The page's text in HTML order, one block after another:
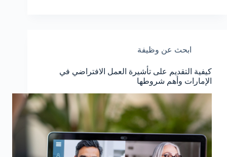
ابحث عن وظيفة
كيفية التقديم على تأشيرة العمل الافتراضي في
الإمارات وأهم شروطها